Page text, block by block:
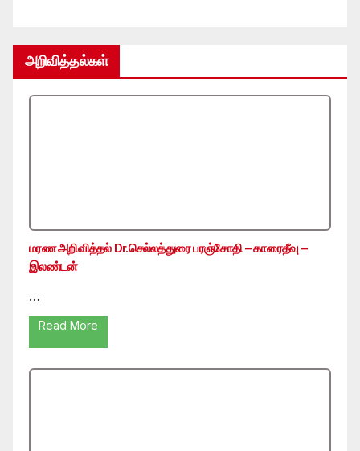
அறிவித்தல்கள்
மரண அறிவித்தல் Dr.செல்லத்துரை பரஞ்சோதி – காரைதீவு –
இலண்டன்
…
Read More